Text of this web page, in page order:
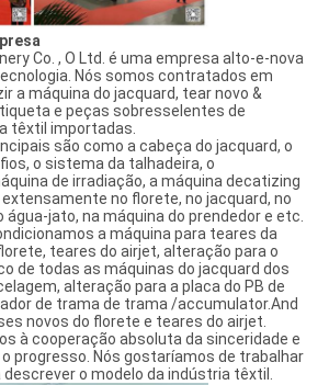
Co. , O Ltd. é uma empresa alto-e-nova
Nós somos contratados em
a máquina do jacquard, tear novo &
e peças sobresselentes de
têxtil importadas.
são como a cabeça do jacquard, o
o sistema da talhadeira, o
de irradiação, a máquina decatizing
no florete, no jacquard, no
água-jato, na máquina do prendedor e etc.
a máquina para teares da
teares do airjet, alteração para o
de todas as máquinas do jacquard dos
alteração para a placa do PB de
de trama de trama /accumulator.And
novos do florete e teares do airjet.
à cooperação absoluta da sinceridade e
progresso. Nós gostaríamos de trabalhar
o modelo da indústria têxtil.